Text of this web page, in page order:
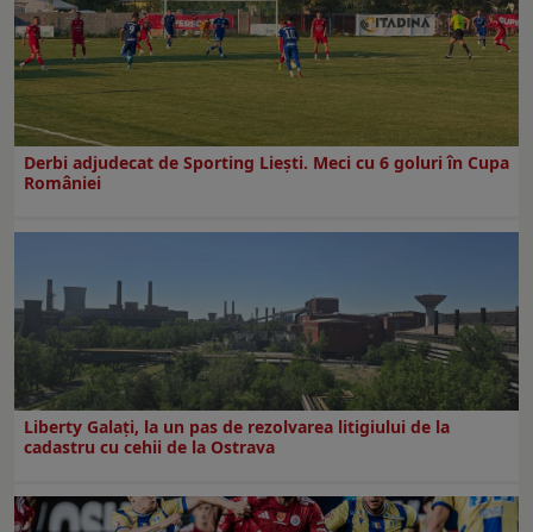
Derbi adjudecat de Sporting Liești. Meci cu 6 goluri în Cupa
României
Liberty Galați, la un pas de rezolvarea litigiului de la
cadastru cu cehii de la Ostrava